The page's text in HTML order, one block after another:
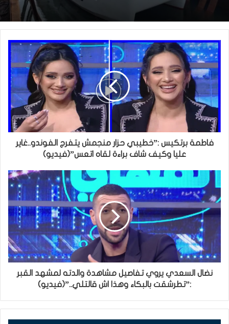
فاطمة برتكيس :”خطيبي حزار منجمش يتفرج الفوندو..غاير
عليا وكيف شاف براءة لقاه اتعس”(فيديو)
نضال السعدي يروي تفاصيل مشاهدة والدته لمشهد القبر
:”تطرشقت بالبكاء وهذا اش قالتلي..”(فيديو)